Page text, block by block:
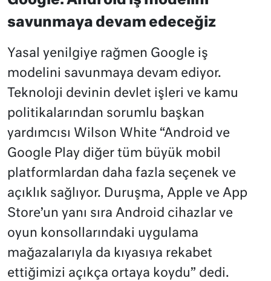
savunmaya devam edeceğiz
Yasal yenilgiye rağmen Google iş
modelini savunmaya devam ediyor.
Teknoloji devinin devlet işleri ve kamu
politikalarından sorumlu başkan
yardımcısı Wilson White “Android ve
Google Play diğer tüm büyük mobil
platformlardan daha fazla seçenek ve
açıklık sağlıyor. Duruşma, Apple ve App
Store’un yanı sıra Android cihazlar ve
oyun konsollarındaki uygulama
mağazalarıyla da kıyasıya rekabet
ettiğimizi açıkça ortaya koydu” dedi.